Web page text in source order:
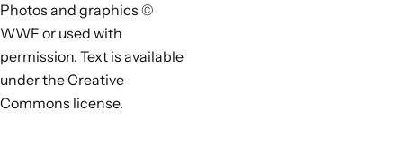
Photos and graphics ©
WWF or used with
permission. Text is available
under the Creative
Commons license.